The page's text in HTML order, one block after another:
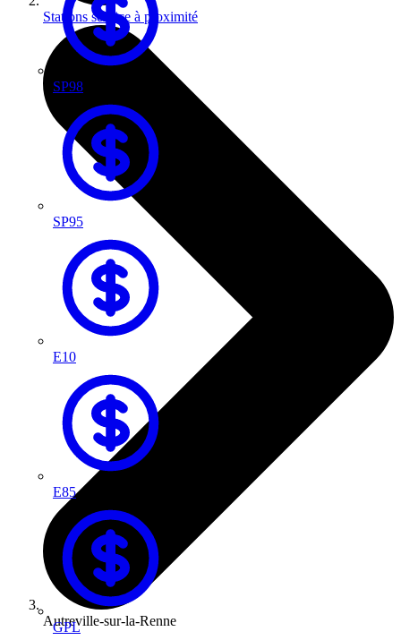
SP98
SP95
E10
E85
GPL
Stations service à proximité
Autreville-sur-la-Renne